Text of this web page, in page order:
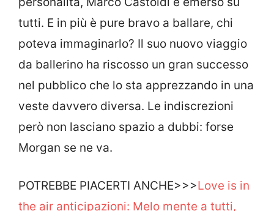
tutti. E in più è pure bravo a ballare, chi
poteva immaginarlo? Il suo nuovo viaggio
da ballerino ha riscosso un gran successo
nel pubblico che lo sta apprezzando in una
veste davvero diversa. Le indiscrezioni
però non lasciano spazio a dubbi: forse
Morgan se ne va.
POTREBBE PIACERTI ANCHE>>>Love is in
the air anticipazioni: Melo mente a tutti,